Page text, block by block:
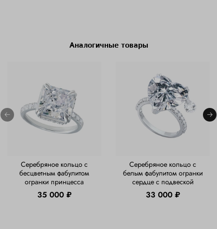
Аналогичные товары
Серебряное кольцо с
бесцветным фабулитом
огранки принцесса
35 000 ₽
Серебряное кольцо с
белым фабулитом огранки
сердце с подвеской
33 000 ₽